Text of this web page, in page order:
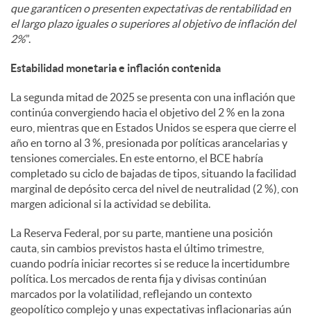
que garanticen o presenten expectativas de rentabilidad en
el largo plazo iguales o superiores al objetivo de inflación del
2%”.
Estabilidad monetaria e inflación contenida
La segunda mitad de 2025 se presenta con una inflación que
continúa convergiendo hacia el objetivo del 2 % en la zona
euro, mientras que en Estados Unidos se espera que cierre el
año en torno al 3 %, presionada por políticas arancelarias y
tensiones comerciales. En este entorno, el BCE habría
completado su ciclo de bajadas de tipos, situando la facilidad
marginal de depósito cerca del nivel de neutralidad (2 %), con
margen adicional si la actividad se debilita.
La Reserva Federal, por su parte, mantiene una posición
cauta, sin cambios previstos hasta el último trimestre,
cuando podría iniciar recortes si se reduce la incertidumbre
política. Los mercados de renta fija y divisas continúan
marcados por la volatilidad, reflejando un contexto
geopolítico complejo y unas expectativas inflacionarias aún